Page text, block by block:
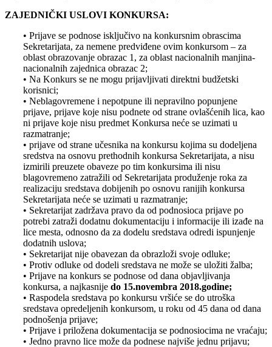
ZAJEDNIČKI USLOVI KONKURSA:
• Prijave se podnose isključivo na konkursnim obrascima
Sekretarijata, za nemene predviđene ovim konkursom – za
oblast obrazovanje obrazac 1, za oblast nacionalnih manjina-
nacionalnih zajednica obrazac 2;
• Na Konkurs se ne mogu prijavljivati direktni budžetski
korisnici;
• Neblagovremene i nepotpune ili nepravilno popunjene
prijave, prijave koje nisu podnete od strane ovlašćenih lica, kao
ni prijave koje nisu predmet Konkursa neće se uzimati u
razmatranje;
• prijave od strane učesnika na konkursu kojima su dodeljena
sredstva na osnovu prethodnih konkursa Sekretarijata, a nisu
izmirili preuzete obaveze po tim konkursima ili nisu
blagovremeno zatražili od Sekretarijata produženje roka za
realizaciju sredstava dobijenih po osnovu ranijih konkursa
Sekretarijata neće se uzimati u razmatranje;
• Sekretarijat zadržava pravo da od podnosioca prijave po
potrebi zatraži dodatnu dokumentaciju i informacije ili izađe na
lice mesta, odnosno da za dodelu sredstava odredi ispunjenje
dodatnih uslova;
• Sekretarijat nije obavezan da obrazloži svoje odluke;
• Protiv odluke od dodeli sredstava ne može se uložiti žalba;
• Prijave na konkurs se podnose od dana objavljivanja
konkursa, a najkasnije do 15.novembra 2018.godine;
• Raspodela sredstava po konkursu vršiće se do utroška
sredstava opredeljenih konkursom, u roku od 45 dana od dana
podnošenja prijave;
• Prijave i priložena dokumentacija se podnosiocima ne vraćaju;
• Jedno pravno lice može da podnese najviše jednu prijavu;